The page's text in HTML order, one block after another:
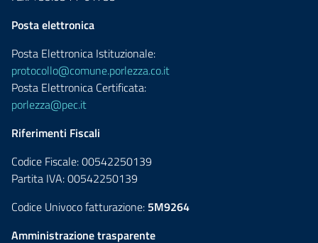
Posta elettronica
Posta Elettronica Istituzionale:
protocollo@comune.porlezza.co.it
Posta Elettronica Certificata:
porlezza@pec.it
Riferimenti Fiscali
Codice Fiscale: 00542250139
Partita IVA: 00542250139
Codice Univoco fatturazione: 5M9264
Amministrazione trasparente